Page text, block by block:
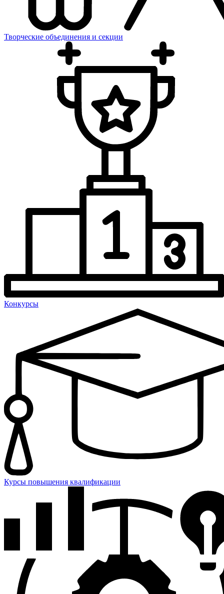
Творческие объединения и секции
Конкурсы
Курсы повышения квалификации